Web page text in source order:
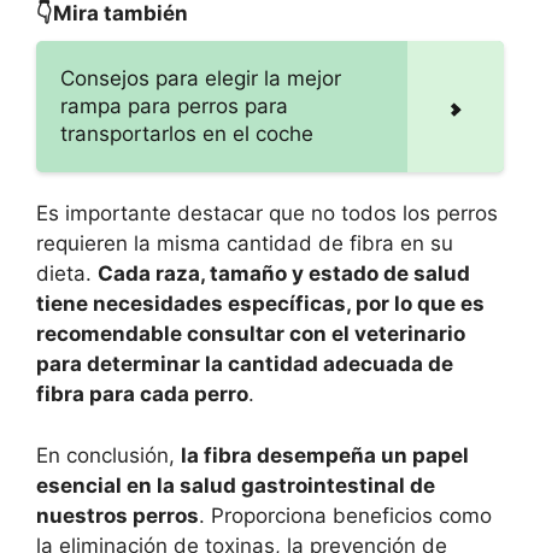
👇Mira también
Consejos para elegir la mejor
rampa para perros para
transportarlos en el coche
Es importante destacar que no todos los perros
requieren la misma cantidad de fibra en su
dieta. Cada raza, tamaño y estado de salud
tiene necesidades específicas, por lo que es
recomendable consultar con el veterinario
para determinar la cantidad adecuada de
fibra para cada perro.
En conclusión, la fibra desempeña un papel
esencial en la salud gastrointestinal de
nuestros perros. Proporciona beneficios como
la eliminación de toxinas, la prevención de